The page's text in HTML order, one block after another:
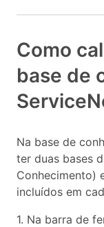
Como
base de
Na base de
ter duas bases
Conhecimento)
incluídos em
1. Na barra de